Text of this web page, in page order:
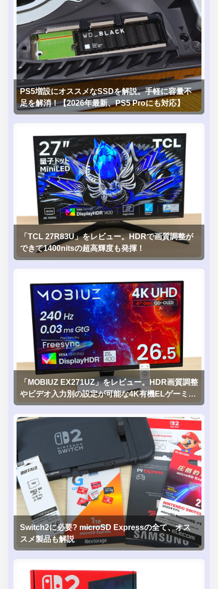
PS5増設にオススメなSSDを解説。手軽に容量不
足を解消！【2026年最新、PS5 Proにも対応】
「TCL 27R83U」をレビュー。HDRで画質調整が
できて1400nitsの超高輝度も発揮！
「MOBIUZ EX271UZ」をレビュー。HDR画質調整
やビデオ入力別の設定が可能な4K有機ELゲーミン
グモニタを徹底検証
Switch2に必要? microSD Expressの全て、オス
スメ製品も解説